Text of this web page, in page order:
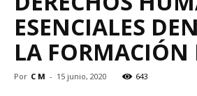
ESENCIALES
LA FORMACIÓN
Por C M - 15 junio, 2020 643